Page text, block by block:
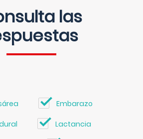
las
Embarazo
Lactancia